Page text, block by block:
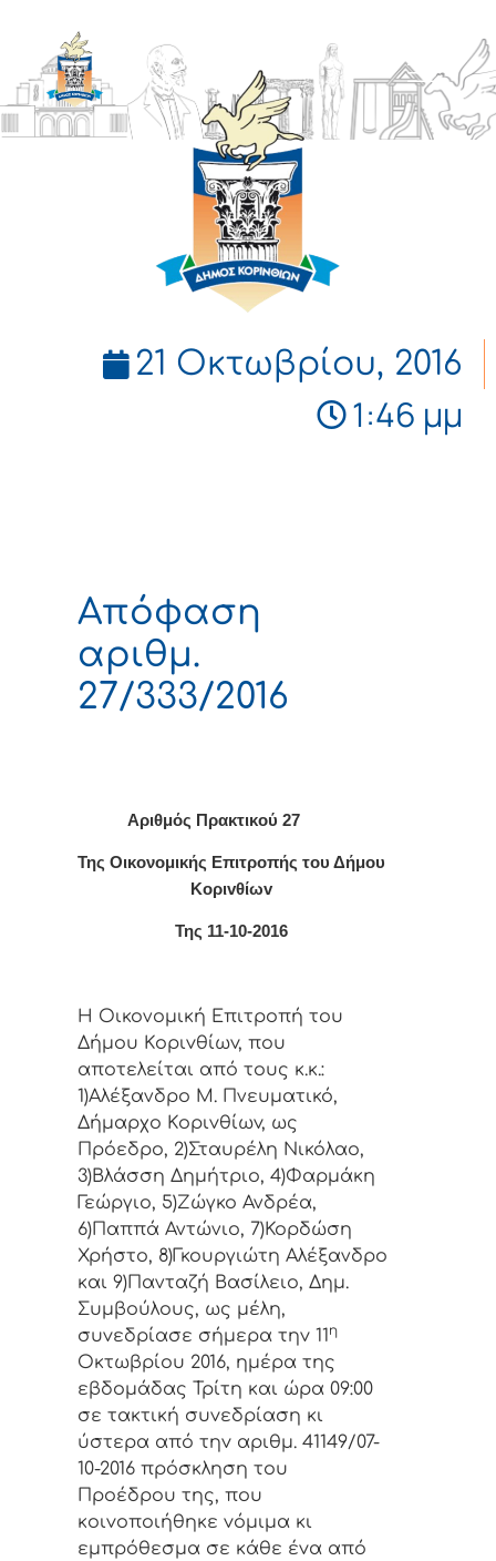
ΔΗΜΟΣ
ΚΟΡΙΝΘΙΩΝ
21 Οκτωβρίου, 2016
1:46 μμ
Απόφαση
αριθμ.
27/333/2016
Αριθμός Πρακτικού 27
Της Οικονομικής Επιτρoπής τoυ Δήμoυ
Κoριvθίωv
Της 11-10-2016
Η Οικονομική Επιτρoπή τoυ
Δήμoυ Κoριvθίωv, πoυ
απoτελείται από τoυς κ.κ.:
1)Αλέξανδρο Μ. Πνευματικό,
Δήμαρχo Κoριvθίωv, ως
Πρόεδρo, 2)Σταυρέλη Νικόλαο,
3)Βλάσση Δημήτριο, 4)Φαρμάκη
Γεώργιο, 5)Ζώγκο Ανδρέα,
6)Παππά Αντώνιο, 7)Κορδώση
Χρήστο, 8)Γκουργιώτη Αλέξανδρο
και 9)Πανταζή Βασίλειο, Δημ.
Συμβoύλoυς, ως μέλη,
συvεδρίασε σήμερα τηv 11 η
Οκτωβρίου 2016, ημέρα της
εβδoμάδας Τρίτη και ώρα 09:00
σε τακτική συvεδρίαση κι
ύστερα από τηv αριθμ. 41149/07-
10-2016 πρόσκληση τoυ
Πρoέδρoυ της, πoυ
κoιvoπoιήθηκε vόμιμα κι
εμπρόθεσμα σε κάθε έvα από